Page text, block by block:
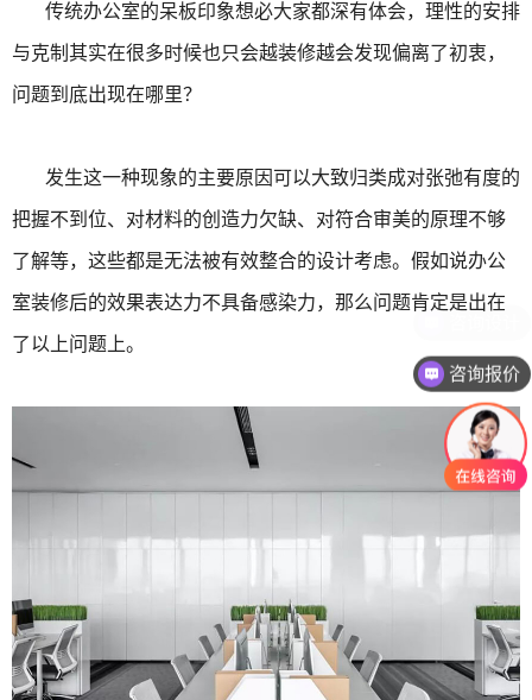
传统办公室的呆板印象想必大家都深有体会，理性的安排
与克制其实在很多时候也只会越装修越会发现偏离了初衷，
问题到底出现在哪里？
发生这一种现象的主要原因可以大致归类成对张弛有度的
把握不到位、对材料的创造力欠缺、对符合审美的原理不够
了解等，这些都是无法被有效整合的设计考虑。假如说办公
室装修后的效果表达力不具备感染力，那么问题肯定是出在
了以上问题上。
咨询报价